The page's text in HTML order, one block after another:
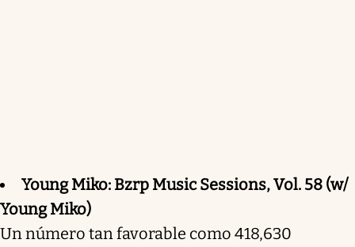
Young Miko: Bzrp Music Sessions, Vol. 58 (w/
Young Miko)
Un número tan favorable como 418,630